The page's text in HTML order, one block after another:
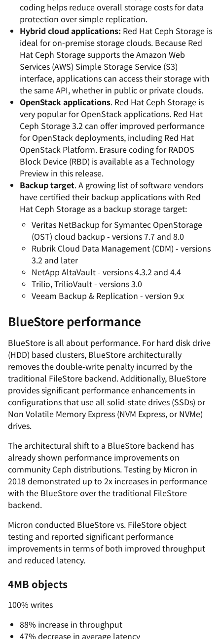
coding helps reduce overall storage costs for data
protection over simple replication.
Hybrid cloud applications: Red Hat Ceph Storage is
ideal for on-premise storage clouds. Because Red
Hat Ceph Storage supports the Amazon Web
Services (AWS) Simple Storage Service (S3)
interface, applications can access their storage with
the same API, whether in public or private clouds.
OpenStack applications. Red Hat Ceph Storage is
very popular for OpenStack applications. Red Hat
Ceph Storage 3.2 can offer improved performance
for OpenStack deployments, including Red Hat
OpenStack Platform. Erasure coding for RADOS
Block Device (RBD) is available as a Technology
Preview in this release.
Backup target. A growing list of software vendors
have certified their backup applications with Red
Hat Ceph Storage as a backup storage target:
Veritas NetBackup for Symantec OpenStorage
(OST) cloud backup - versions 7.7 and 8.0
Rubrik Cloud Data Management (CDM) - versions
3.2 and later
NetApp AltaVault - versions 4.3.2 and 4.4
Trilio, TrilioVault - versions 3.0
Veeam Backup & Replication - version 9.x
BlueStore performance
BlueStore is all about performance. For hard disk drive
(HDD) based clusters, BlueStore architecturally
removes the double-write penalty incurred by the
traditional FileStore backend. Additionally, BlueStore
provides significant performance enhancements in
configurations that use all solid-state drives (SSDs) or
Non Volatile Memory Express (NVM Express, or NVMe)
drives.
The architectural shift to a BlueStore backend has
already shown performance improvements on
community Ceph distributions. Testing by Micron in
2018 demonstrated up to 2x increases in performance
with the BlueStore over the traditional FileStore
backend.
Micron conducted BlueStore vs. FileStore object
testing and reported significant performance
improvements in terms of both improved throughput
and reduced latency.
4MB objects
100% writes
88% increase in throughput
47% decrease in average latency